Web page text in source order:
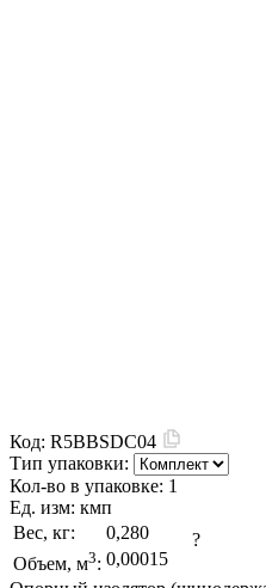
Код: R5BBSDC04
Тип упаковки:
Кол-во в упаковке: 1
Ед. изм: кмп
Вес, кг:
0,280
Объем, м3: 0,00015
?